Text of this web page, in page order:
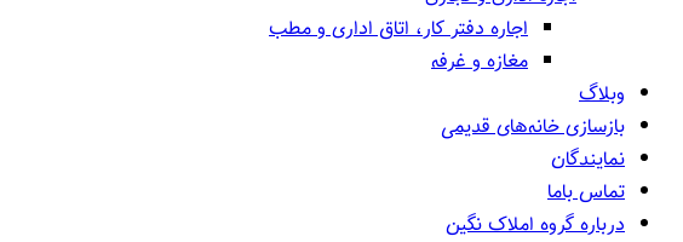
اجاره دفتر کار، اتاق اداری و مطب
مغازه و غرفه
وبلاگ
بازسازی خانه‌های قدیمی
نمایندگان
تماس باما
درباره گروه املاک نگین